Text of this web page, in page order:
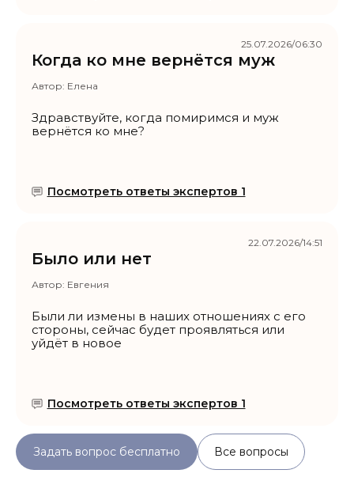
Когда ко мне вернётся муж
Автор: Елена
Здравствуйте, когда помиримся и муж
вернётся ко мне?
Посмотреть ответы экспертов 1
25.07.2026/06:30
Было или нет
Автор: Евгения
Были ли измены в наших отношениях с его
стороны, сейчас будет проявляться или
уйдёт в новое
Посмотреть ответы экспертов 1
22.07.2026/14:51
Задать вопрос бесплатно Все вопросы